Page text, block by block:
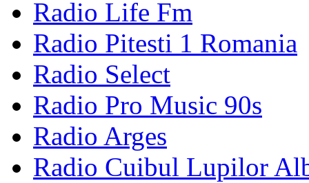
Radio Life Fm
Radio Pitesti 1 Romania
Radio Select
Radio Pro Music 90s
Radio Arges
Radio Cuibul Lupilor